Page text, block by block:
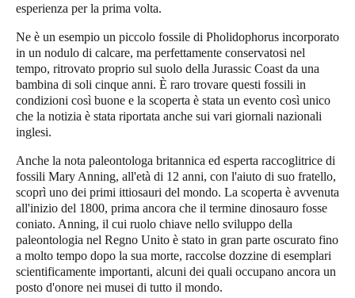
esperienza per la prima volta.
Ne è un esempio un piccolo fossile di Pholidophorus incorporato
in un nodulo di calcare, ma perfettamente conservatosi nel
tempo, ritrovato proprio sul suolo della Jurassic Coast da una
bambina di soli cinque anni. È raro trovare questi fossili in
condizioni così buone e la scoperta è stata un evento così unico
che la notizia è stata riportata anche sui vari giornali nazionali
inglesi.
Anche la nota paleontologa britannica ed esperta raccoglitrice di
fossili Mary Anning, all'età di 12 anni, con l'aiuto di suo fratello,
scoprì uno dei primi ittiosauri del mondo. La scoperta è avvenuta
all'inizio del 1800, prima ancora che il termine dinosauro fosse
coniato. Anning, il cui ruolo chiave nello sviluppo della
paleontologia nel Regno Unito è stato in gran parte oscurato fino
a molto tempo dopo la sua morte, raccolse dozzine di esemplari
scientificamente importanti, alcuni dei quali occupano ancora un
posto d'onore nei musei di tutto il mondo.